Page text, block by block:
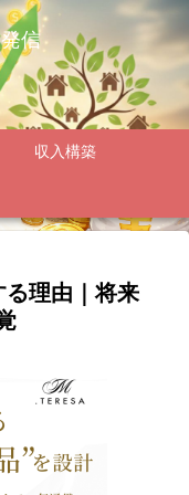
信
収入構築
理由｜将来